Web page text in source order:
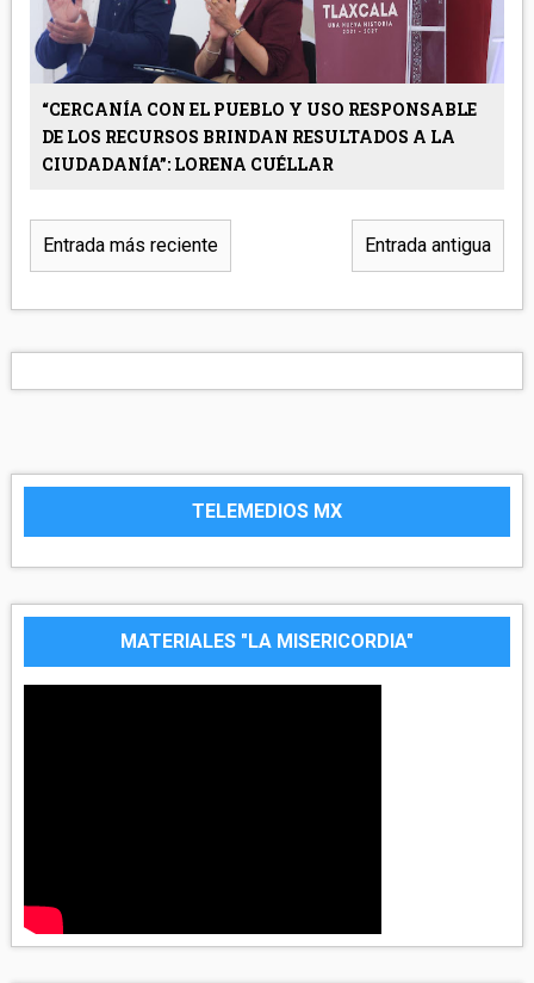
“CERCANÍA CON EL PUEBLO Y USO RESPONSABLE
DE LOS RECURSOS BRINDAN RESULTADOS A LA
CIUDADANÍA”: LORENA CUÉLLAR
Entrada más reciente Entrada antigua
TELEMEDIOS MX
MATERIALES "LA MISERICORDIA"